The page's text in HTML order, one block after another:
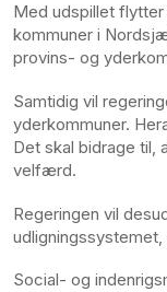
Med udspillet
kommuner i
provins- og
Samtidig vil
yderkommuner.
Det skal bidrage til,
velfærd.
Regeringen vil
Social- og